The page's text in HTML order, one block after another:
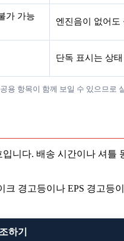
가 가능
엔진음이 없어도
단독 표시는 상
항목이 함께 보일 수 있으므로
니다. 배송 시간이나 셔틀
경고등이나 EPS 경고등
하기